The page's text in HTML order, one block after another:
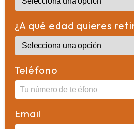
¿A qué edad quieres
Teléfono
Email